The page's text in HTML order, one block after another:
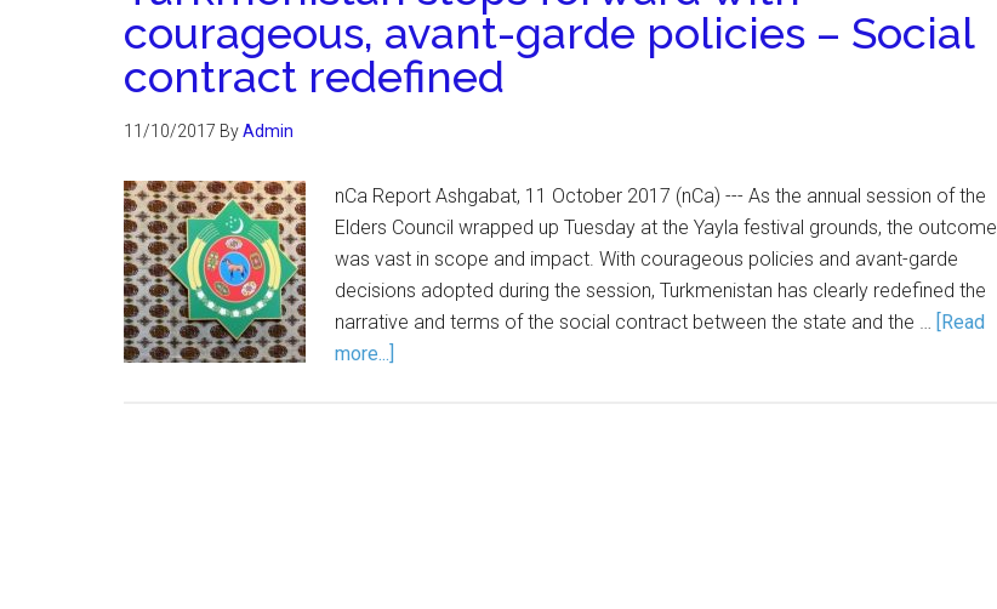
courageous, avant-garde policies – Social
contract redefined
11/10/2017 ByAdmin
nCa Report Ashgabat, 11 October 2017 (nCa) --- As the annual session of the
Elders Council wrapped up Tuesday at the Yayla festival grounds, the outcome
was vast in scope and impact. With courageous policies and avant-garde
decisions adopted during the session, Turkmenistan has clearly redefined the
narrative and terms of the social contract between the state and the … [Read
more...]